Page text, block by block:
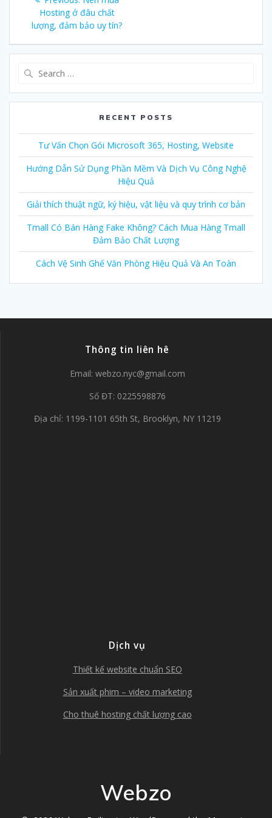
navigation
post:
Hosting ở đâu chất
lượng, đảm bảo uy tín?
RECENT POSTS
Tư Vấn Chọn Gói Microsoft 365, Hosting, Website
Hướng Dẫn Sử Dụng Phần Mềm Và Dịch Vụ Công Nghệ
Hiệu Quả
Giải thích thuật ngữ, ký hiệu, vật liệu và quy trình cơ bản
Tmall Có Bán Hàng Fake Không? Cách Mua Hàng Tmall
Đảm Bảo Chất Lượng
Cách Vệ Sinh Ghế Văn Phòng Hiệu Quả Và An Toàn
Thông tin liên hê
Email: webzo.nyc@gmail.com
Số ĐT: 0225598876
Địa chỉ: 1199-1101 65th St, Brooklyn, NY 11219
Dịch vụ
Thiết kế website chuẩn SEO
Sản xuất phim – video marketing
Cho thuê hosting chất lượng cao
Webzo